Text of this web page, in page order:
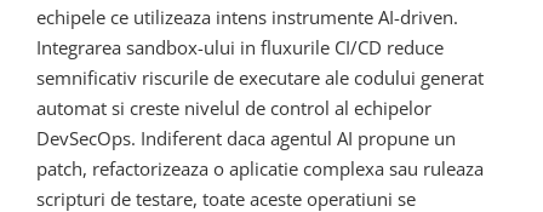
echipele ce utilizeaza intens instrumente AI-driven.
Integrarea sandbox-ului in fluxurile CI/CD reduce
semnificativ riscurile de executare ale codului generat
automat si creste nivelul de control al echipelor
DevSecOps. Indiferent daca agentul AI propune un
patch, refactorizeaza o aplicatie complexa sau ruleaza
scripturi de testare, toate aceste operatiuni se